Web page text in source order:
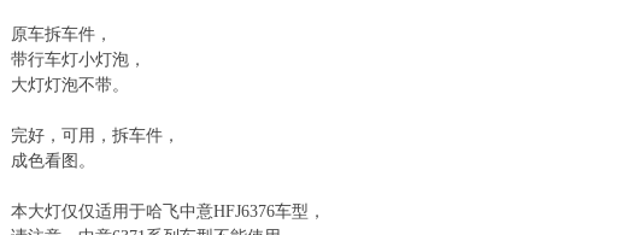
原车拆车件，
带行车灯小灯泡，
大灯灯泡不带。
完好，可用，拆车件，
成色看图。
本大灯仅仅适用于哈飞中意HFJ6376车型，